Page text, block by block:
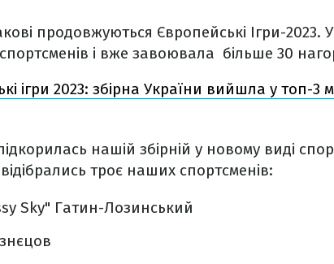
продовжуються Європейські Ігри-2023.
і вже завоювала більше 30
ігри 2023: збірна України вийшла у топ-3
нашій збірній у новому виді
троє наших спортсменів:
Sky" Гатин-Лозинський